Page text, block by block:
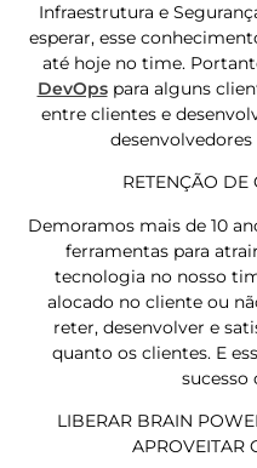
Infraestrutura e
esperar, esse
até hoje no time.
DevOpspara alguns
entre clientes e
RETENÇÃO DE
Demoramos mais de 10
ferramentas para
tecnologia no nosso
alocado no cliente ou
reter, desenvolver e
quanto os clientes. E
sucesso
LIBERAR BRAIN
APROVEITAR